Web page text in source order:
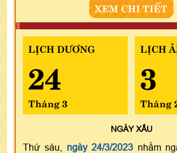
XEM CHI TIẾT
LỊCH DƯƠNG
24
Tháng 3
LỊCH
3
Tháng
NGÀYXẤU
Thứ sáu, ngày 24/3/2023 nhằm